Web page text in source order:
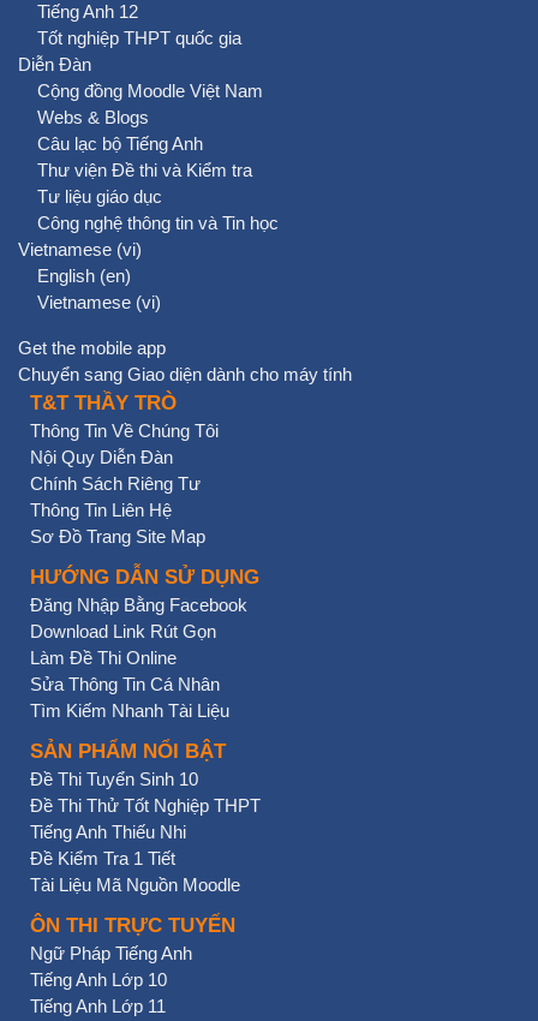
Tiếng Anh 12
Tốt nghiệp THPT quốc gia
Diễn Đàn
Cộng đồng Moodle Việt Nam
Webs & Blogs
Câu lạc bộ Tiếng Anh
Thư viện Đề thi và Kiểm tra
Tư liệu giáo dục
Công nghệ thông tin và Tin học
Vietnamese ‎(vi)‎
English ‎(en)‎
Vietnamese ‎(vi)‎
Get the mobile app
Chuyển sang Giao diện dành cho máy tính
T&T THẦY TRÒ
Thông Tin Về Chúng Tôi
Nội Quy Diễn Đàn
Chính Sách Riêng Tư
Thông Tin Liên Hệ
Sơ Đồ Trang Site Map
HƯỚNG DẪN SỬ DỤNG
Đăng Nhập Bằng Facebook
Download Link Rút Gọn
Làm Đề Thi Online
Sửa Thông Tin Cá Nhân
Tìm Kiếm Nhanh Tài Liệu
SẢN PHẨM NỔI BẬT
Đề Thi Tuyển Sinh 10
Đề Thi Thử Tốt Nghiệp THPT
Tiếng Anh Thiếu Nhi
Đề Kiểm Tra 1 Tiết
Tài Liệu Mã Nguồn Moodle
ÔN THI TRỰC TUYẾN
Ngữ Pháp Tiếng Anh
Tiếng Anh Lớp 10
Tiếng Anh Lớp 11